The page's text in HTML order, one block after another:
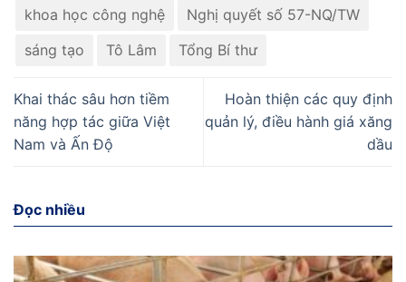
khoa học công nghệ
Nghị quyết số 57-NQ/TW
sáng tạo
Tô Lâm Tổng Bí thư
Khai thác sâu hơn tiềm
năng hợp tác giữa Việt
Nam và Ấn Độ
Hoàn thiện các quy định
quản lý, điều hành giá xăng
dầu
Đọc nhiều